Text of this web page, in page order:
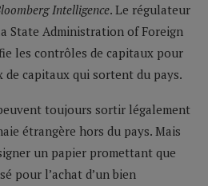
Intelligence. Le régulateur
State Administration of Foreign
les contrôles de capitaux pour
de capitaux qui sortent du pays.
toujours sortir légalement
étrangère hors du pays. Mais
un papier promettant que
pour l’achat d’un bien